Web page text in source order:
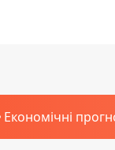
Економічні